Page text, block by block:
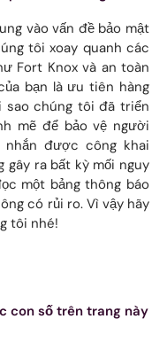
vào vấn đề bảo mật
tôi xoay quanh các
Fort Knox và an toàn
bạn là ưu tiên hàng
sao chúng tôi đã triển
mẽ để bảo vệ người
được công khai
gây ra bất kỳ mối nguy
một bảng thông báo
có rủi ro. Vì vậy hãy
tôi nhé!
con số trên trang này